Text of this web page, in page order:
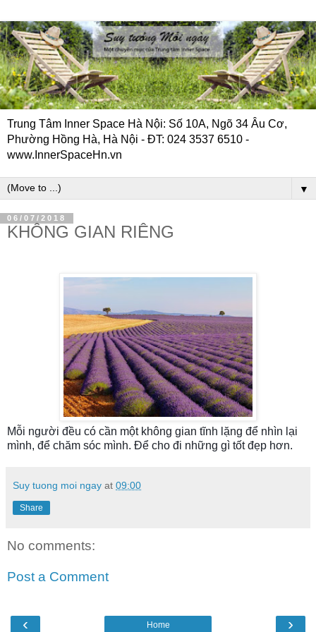
Trung Tâm Inner Space Hà Nội: Số 10A, Ngõ 34 Âu Cơ,
Phường Hồng Hà, Hà Nội - ĐT: 024 3537 6510 -
www.InnerSpaceHn.vn
▼
06/07/2018
KHÔNG GIAN RIÊNG
Mỗi người đều có cần một không gian tĩnh lặng để nhìn lại
mình, để chăm sóc mình. Để cho đi những gì tốt đẹp hơn.
Suy tuong moi ngay at 09:00
Share
No comments:
Post a Comment
‹ ›
Home